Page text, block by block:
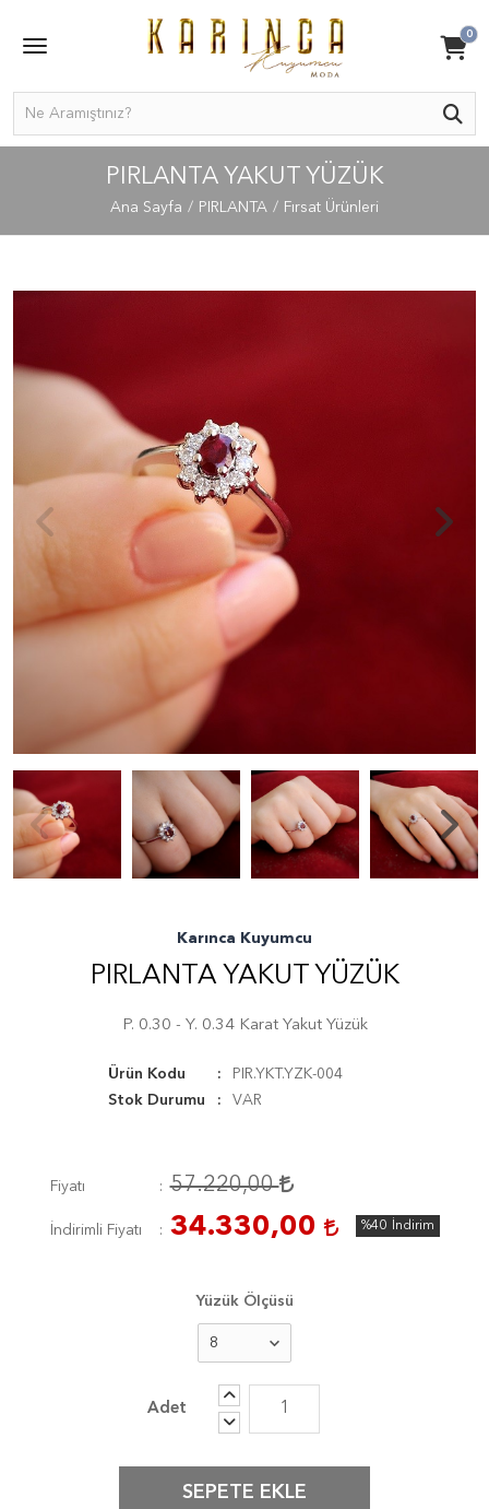
0
PIRLANTA YAKUT YÜZÜK
Ana Sayfa PIRLANTA Fırsat Ürünleri
Karınca Kuyumcu
PIRLANTA YAKUT YÜZÜK
P. 0.30 - Y. 0.34 Karat Yakut Yüzük
Ürün Kodu
PIR.YKT.YZK-004
Stok Durumu
VAR
Fiyatı 57.220,00
İndirimli Fiyatı 34.330,00 %40 İndirim
Yüzük Ölçüsü
SEPETE EKLE